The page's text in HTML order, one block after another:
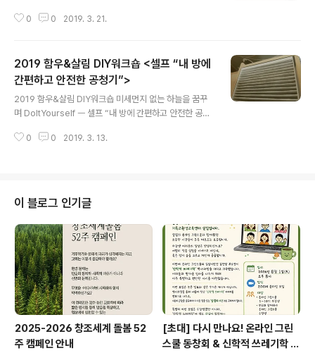
생에 말을 걸게 한 안내자는 이숭리 대표님이셨습니다. 걷
0 0 2019. 3. 21.
2019 함우&살림 DIY워크숍 <셀프 “내 방에
간편하고 안전한 공청기”>
2019 함우&살림 DIY워크숍 미세먼지 없는 하늘을 꿈꾸
며 DoItYourself ㅡ 셀프 “내 방에 간편하고 안전한 공청
니다. 연일 숨 죽이고 있는 아이들을 보면 저절로 눈물이 흐
0 0 2019. 3. 13.
이 블로그 인기글
2025-2026 창조세계 돌봄 52
주 캠페인 안내
[초대] 다시 만나요! 온라인 그린
스쿨 동창회 & 신학적 쓰레기학 이